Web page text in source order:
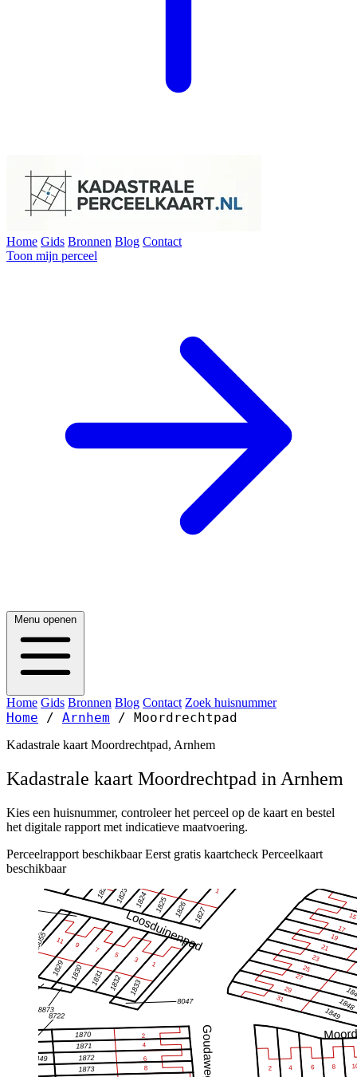
Home Gids Bronnen Blog Contact
Toon mijn perceel
Menu openen
Home Gids Bronnen Blog Contact Zoek huisnummer
Home / Arnhem / Moordrechtpad
Kadastrale kaart Moordrechtpad, Arnhem
Kadastrale kaart Moordrechtpad in Arnhem
Kies een huisnummer, controleer het perceel op de kaart en bestel
het digitale rapport met indicatieve maatvoering.
Perceelrapport beschikbaar Eerst gratis kaartcheck Perceelkaart
beschikbaar